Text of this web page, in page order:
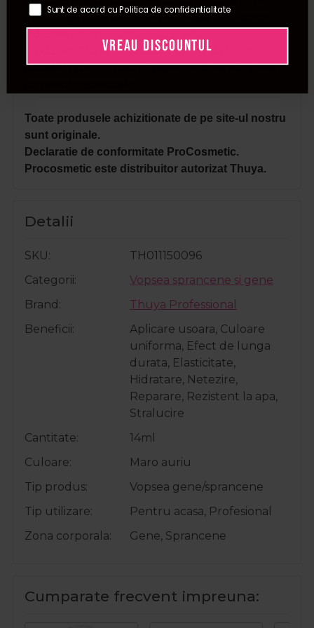
mondial pe baza caruia se realizeaza certificarea
Produsele Thuya respecta un control de inalta
calitate in conformitate cu reglementarile europene in
Toate produsele achizitionate de pe site-ul nostru
sunt originale.
Declaratie de conformitate ProCosmetic.
Procosmetic este distribuitor autorizat Thuya.
Detalii
SKU
TH011150096
Categorii
Vopsea sprancene si gene
Brand
Thuya Professional
Beneficii
Aplicare usoara, Culoare
uniforma, Efect de lunga
durata, Elasticitate,
Hidratare, Netezire,
Reparare, Rezistent la apa,
Stralucire
Cantitate
14ml
Culoare
Maro auriu
Tip produs
Vopsea gene/sprancene
Tip utilizare
Pentru acasa, Profesional
Zona corporala
Gene, Sprancene
Cumparate frecvent impreuna:
Sunt de acord cu Politica de confidentialitate
VREAU DISCOUNTUL